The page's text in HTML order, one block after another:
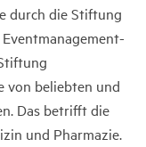
durch die Stiftung
von beliebten und
Das betrifft die
und Pharmazie.